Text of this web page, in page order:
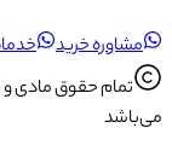
مشاوره خرید
تمام حقوق مادی
می‌باشد